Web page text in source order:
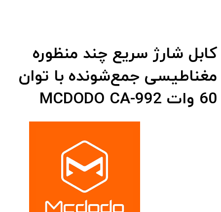
کابل شارژ سریع چند منظوره
مغناطیسی جمع‌شونده با توان
60 وات MCDODO CA-992